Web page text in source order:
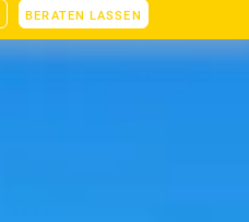
BERATEN LASSEN